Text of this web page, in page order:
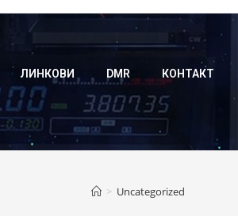
ЛИНКОВИ DMR КОНТАКТ
> Uncategorized